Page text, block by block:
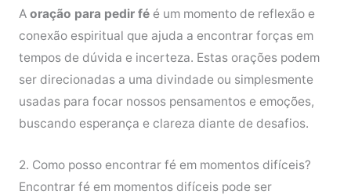
A oração para pedir féé um momento de reflexão e
conexão espiritual que ajuda a encontrar forças em
tempos de dúvida e incerteza. Estas orações podem
ser direcionadas a uma divindade ou simplesmente
usadas para focar nossos pensamentos e emoções,
buscando esperança e clareza diante de desafios.
2. Como posso encontrar fé em momentos difíceis?
Encontrar fé em momentos difíceis pode ser